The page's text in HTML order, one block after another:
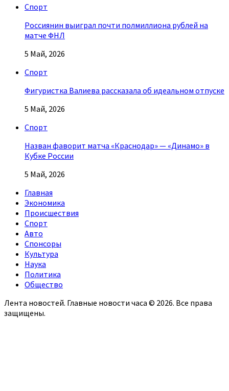
Спорт
Россиянин выиграл почти полмиллиона рублей на
матче ФНЛ
5 Май, 2026
Спорт
Фигуристка Валиева рассказала об идеальном отпуске
5 Май, 2026
Спорт
Назван фаворит матча «Краснодар» — «Динамо» в
Кубке России
5 Май, 2026
Главная
Экономика
Происшествия
Спорт
Авто
Спонсоры
Культура
Наука
Политика
Общество
Лента новостей. Главные новости часа © 2026. Все права
защищены.